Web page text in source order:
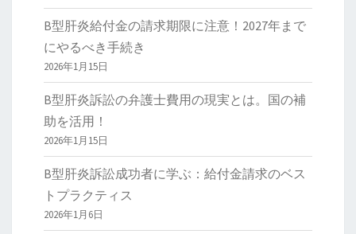
B型肝炎給付金の請求期限に注意！2027年まで
にやるべき手続き
2026年1月15日
B型肝炎訴訟の弁護士費用の現実とは。国の補
助を活用！
2026年1月15日
B型肝炎訴訟成功者に学ぶ：給付金請求のベス
トプラクティス
2026年1月6日